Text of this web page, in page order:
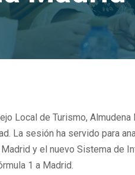
Local de Turismo,
La sesión ha servido para
y el nuevo Sistema
1 a Madrid.